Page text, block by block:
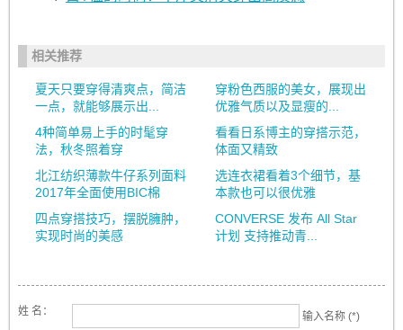
相关推荐
夏天只要穿得清爽点，简洁
一点，就能够展示出...
穿粉色西服的美女，展现出
优雅气质以及显瘦的...
4种简单易上手的时髦穿
法，秋冬照着穿
看看日系博主的穿搭示范，
体面又精致
北江纺织薄款牛仔系列面料
2017年全面使用BIC棉
选连衣裙看着3个细节，基
本款也可以很优雅
四点穿搭技巧，摆脱臃肿，
实现时尚的美感
CONVERSE 发布 All Star
计划 支持推动青...
姓 名： 输入名称 (*)